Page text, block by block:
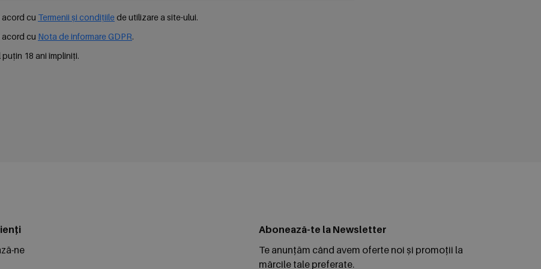
acord cu Termenii și condițiilede utilizare a site-ului.
acord cu Nota de informare GDPR.
18 ani împliniți.
ne
Abonează-te la Newsletter
Te anunțăm când avem oferte noi și promoții la
mărcile tale preferate.